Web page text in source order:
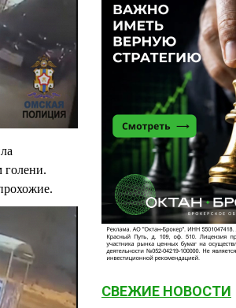
голени.
СВЕЖИЕ НОВОСТИ